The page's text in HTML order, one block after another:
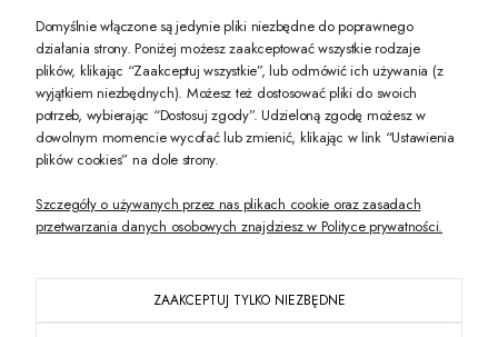
Twoje dane będą przetwarzane zgodnie z nasząpolityką prywatności
POKAŻ PEŁNĄ WERSJĘ STRONY
PL
Domyślnie włączone są jedynie pliki niezbędne do poprawnego
działania strony. Poniżej możesz zaakceptować wszystkie rodzaje
plików, klikając “Zaakceptuj wszystkie”, lub odmówić ich używania (z
wyjątkiem niezbędnych). Możesz też dostosować pliki do swoich
potrzeb, wybierając “Dostosuj zgody”. Udzieloną zgodę możesz w
dowolnym momencie wycofać lub zmienić, klikając w link “Ustawienia
plików cookies” na dole strony.
Szczegóły o używanych przez nas plikach cookie oraz zasadach
przetwarzania danych osobowych znajdziesz w Polityce prywatności.
ZAAKCEPTUJ TYLKO NIEZBĘDNE